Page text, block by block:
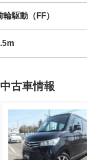
輪駆動（FF）
m
古車情報